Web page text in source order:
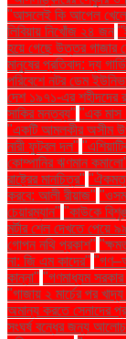
"আসলেই কি আপেল
লিবিয়ায় নিখোঁজ ২৪ জন
হয়ে গেছে উত্তর গাজার
মানুষের প্রতিবাদ: দ্য
পরিবেশে নটর ডেম
দেশ ১৯৭১-এর শহীদদের
সাকির মন্তব্য" "এক মাস
"একটি আমলকীর অসীম
নারী ফুটবল দল"
কোম্পানির ঋণমান
রাষ্ট্রের মানচিত্র"
করবে: আলী রীয়াজ"
চেয়ারম্যান" "কাউকে
মর্টার শেল দেখতে পেয়ে
গোপন নথি প্রকাশ"
না: জি এম কাদের"
কান্না" "গণমাধ্যম
"গাজায় ২ মার্চের পর
অমান্য করতে সেনাদের
সংঘর্ষ বন্ধের জন্য